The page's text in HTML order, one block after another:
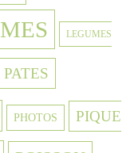
LEGUMES
PATES
PHOTOS PIQUE